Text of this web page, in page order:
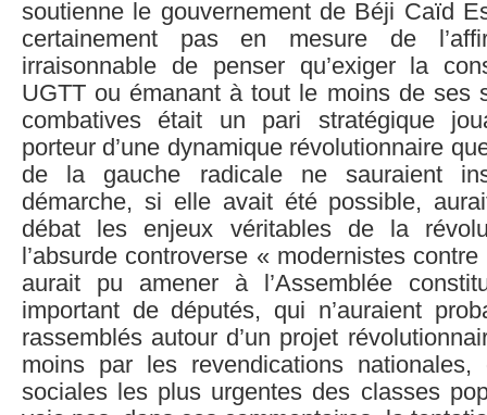
soutienne le gouvernement de Béji Caïd
certainement pas en mesure de
irraisonnable de penser qu’exiger la
UGTT ou émanant à tout le moins de ses
combatives était un pari stratégique
porteur d’une dynamique révolutionnaire
de la gauche radicale ne sauraient
démarche, si elle avait été possible,
débat les enjeux véritables de la
l’absurde controverse « modernistes
aurait pu amener à l’Assemblée
important de députés, qui n’auraient
rassemblés autour d’un projet
moins par les revendications nationales,
sociales les plus urgentes des classes